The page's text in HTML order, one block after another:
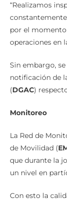
“Realizamos
por el
operaciones en
Sin embargo,
notificación de
(DGAC)
Monitoreo
La Red de
de Movilidad (
que durante la
un nivel en
Con esto la